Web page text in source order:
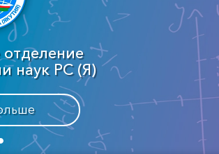
отделение
наук РС (Я)